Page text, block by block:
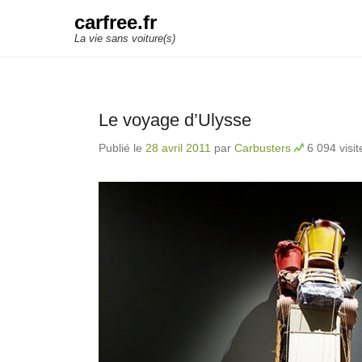
carfree.fr
La vie sans voiture(s)
Le voyage d’Ulysse
Publié le 28 avril 2011 par Carbusters 6 094